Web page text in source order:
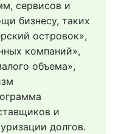
сервисов и
бизнесу, таких
островок»,
компаний»,
объема»,
и
долгов.